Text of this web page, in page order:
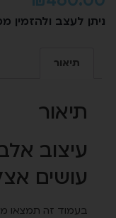
ניתן לעצב
תיאור
תיאור
עיצוב
עושים
בעמוד זה תמצאו